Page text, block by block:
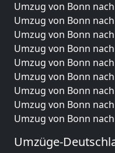
Umzug von Bonn
Umzug von Bonn
Umzug von Bonn
Umzug von Bonn
Umzug von Bonn
Umzug von Bonn
Umzug von Bonn
Umzug von Bonn
Umzug von Bonn
Umzüge-